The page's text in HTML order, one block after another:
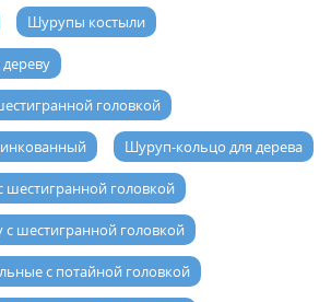
Шурупы костыли
головкой
Шуруп-кольцо для дерева
шестигранной головкой
шестигранной головкой
с потайной головкой